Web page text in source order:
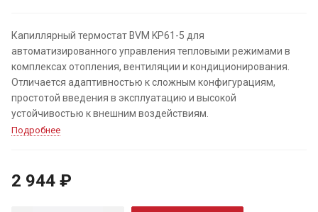
Капиллярный термостат BVM KP61-5 для
автоматизированного управления тепловыми режимами в
комплексах отопления, вентиляции и кондиционирования.
Отличается адаптивностью к сложным конфигурациям,
простотой введения в эксплуатацию и высокой
устойчивостью к внешним воздействиям.
Подробнее
2 944 ₽